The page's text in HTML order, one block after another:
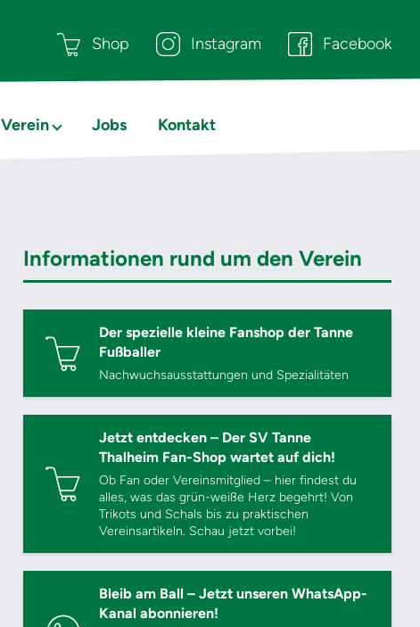
Shop Instagram Facebook
Verein Jobs Kontakt
Informationen rund um den Verein
Der spezielle kleine Fanshop der Tanne
Fußballer
Nachwuchsausstattungen und Spezialitäten
Jetzt entdecken – Der SV Tanne
Thalheim Fan-Shop wartet auf dich!
Ob Fan oder Vereinsmitglied – hier findest du
alles, was das grün-weiße Herz begehrt! Von
Trikots und Schals bis zu praktischen
Vereinsartikeln. Schau jetzt vorbei!
Bleib am Ball – Jetzt unseren WhatsApp-
Kanal abonnieren!